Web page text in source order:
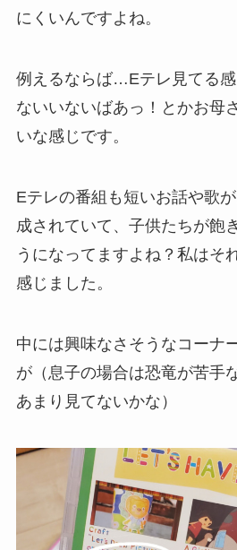
にくいんですよね。
例えるならば…Eテレ見てる
ないいないばあっ！とかお母
いな感じです。
Eテレの番組も短いお話や歌
成されていて、子供たちが飽
うになってますよね？私はそ
感じました。
中には興味なさそうなコーナ
が（息子の場合は恐竜が苦手
あまり見てないかな）